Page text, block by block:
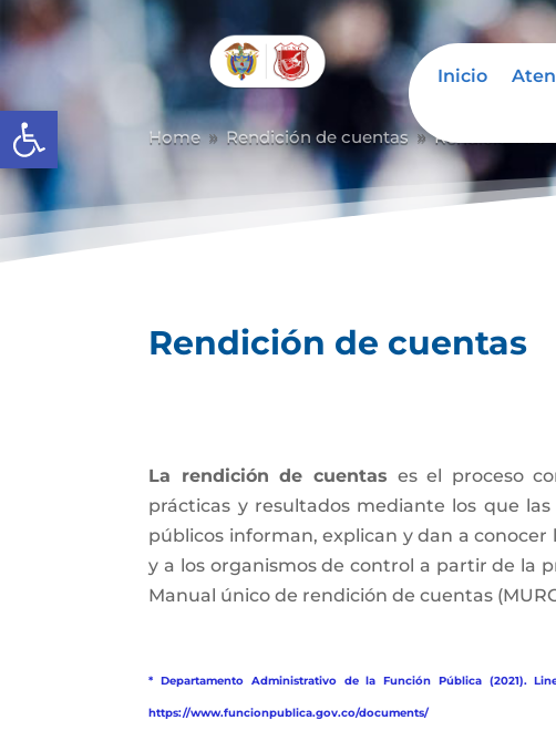
Abrir barra de herramientas
Inicio
Home 9 Rendición de cuentas 9 Rendición de
Rendición de cuentas
La rendición de cuentas es el proceso
prácticas y resultados mediante los que
públicos informan, explican y dan a
y a los organismos de control a partir de la
Manual único de rendición de cuentas
* Departamento Administrativo de la Función Pública (2021).
https://www.funcionpublica.gov.co/documents/